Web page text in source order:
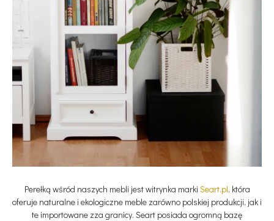
Perełką wśród naszych mebli jest witrynka marki Seart.pl, która
oferuje naturalne i ekologiczne meble zarówno polskiej produkcji, jak i
te importowane zza granicy. Seart posiada ogromną bazę